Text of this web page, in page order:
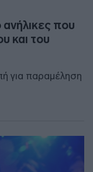
που
και του
για παραμέληση